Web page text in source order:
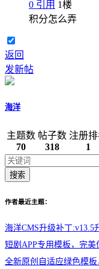
0 引用 1楼
积分怎么弄
返回
发新帖
海洋
主题数
70
帖子数
318
注册排
1
搜索
作者最近主题：
海洋CMS升级补丁:v13.5
短剧APP专用模板，完
全新原创自适应绿色模